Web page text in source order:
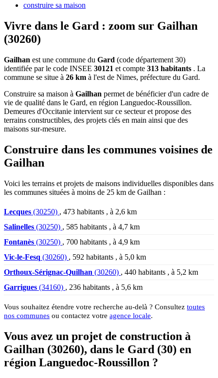
construire sa maison
Vivre dans le Gard : zoom sur Gailhan
(30260)
Gailhan est une commune du Gard (code département 30)
identifiée par le code INSEE 30121 et compte 313 habitants . La
commune se situe à 26 km à l'est de Nimes, préfecture du Gard.
Construire sa maison à Gailhan permet de bénéficier d'un cadre de
vie de qualité dans le Gard, en région Languedoc-Roussillon.
Demeures d'Occitanie intervient sur ce secteur et propose des
terrains constructibles, des projets clés en main ainsi que des
maisons sur-mesure.
Construire dans les communes voisines de
Gailhan
Voici les terrains et projets de maisons individuelles disponibles dans
les communes situées à moins de 25 km de Gailhan :
Lecques (30250) , 473 habitants , à 2,6 km
Salinelles (30250) , 585 habitants , à 4,7 km
Fontanès (30250) , 700 habitants , à 4,9 km
Vic-le-Fesq (30260) , 592 habitants , à 5,0 km
Orthoux-Sérignac-Quilhan (30260) , 440 habitants , à 5,2 km
Garrigues (34160) , 236 habitants , à 5,6 km
Vous souhaitez étendre votre recherche au-delà ? Consultez toutes
nos communes ou contactez votre agence locale.
Vous avez un projet de construction à
Gailhan (30260), dans le Gard (30) en
région Languedoc-Roussillon ?